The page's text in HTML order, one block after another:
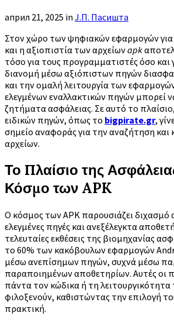
април 21, 2025 in Ј.П. Пасишта
Στον χώρο των ψηφιακών εφαρμογών για
και η αξιοπιστία των αρχείωνapk
τόσο για τους προγραμματιστές όσο και
διανομή μέσω αξιόπιστων πηγών
και την ομαλή λειτουργία των
ελεγμένων εναλλακτικών πηγών μπορεί
ζητήματα ασφάλειας. Σε αυτό το
ειδικών πηγών, όπως το bigpirate.gr,
σημείο αναφοράς για την αναζήτηση και
αρχείων.
Το Πλαίσιο της
Κόσμο των APK
Ο κόσμος των APK παρουσιάζει διχασμό
ελεγμένες πηγές και ανεξέλεγκτα
τελευταίες εκθέσεις της βιομηχανίας
το 60% των κακόβουλων εφαρμογών
μέσω ανεπίσημων πηγών, συχνά μέσω
παραποιημένων αποθετηρίων. Αυτές οι
πάντα τον κώδικα ή τη
φιλοξενούν, καθιστώντας την επιλογή
πρακτική.